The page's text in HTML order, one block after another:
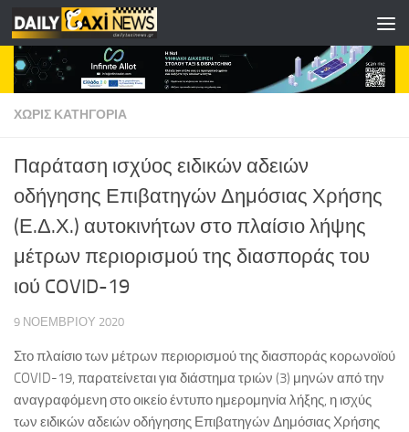
Skip to content
ΧΩΡΊΣ ΚΑΤΗΓΟΡΊΑ
Παράταση ισχύος ειδικών αδειών
οδήγησης Επιβατηγών Δημόσιας Χρήσης
(Ε.Δ.Χ.) αυτοκινήτων στο πλαίσιο λήψης
μέτρων περιορισμού της διασποράς του
ιού COVID-19
9 ΝΟΕΜΒΡΊΟΥ 2020
Στο πλαίσιο των μέτρων περιορισμού της διασποράς κορωνοϊού
COVID-19, παρατείνεται για διάστημα τριών (3) μηνών από την
αναγραφόμενη στο οικείο έντυπο ημερομηνία λήξης, η ισχύς
των ειδικών αδειών οδήγησης Επιβατηγών Δημόσιας Χρήσης